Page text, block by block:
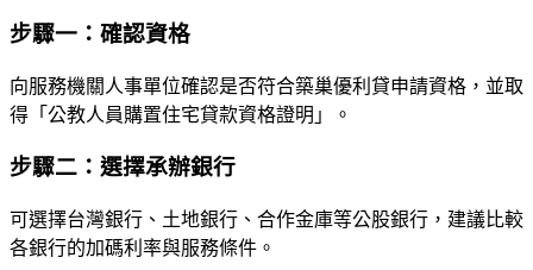
步驟一：確認資格
向服務機關人事單位確認是否符合築巢優利貸申請資格，並取
得「公教人員購置住宅貸款資格證明」。
步驟二：選擇承辦銀行
可選擇台灣銀行、土地銀行、合作金庫等公股銀行，建議比較
各銀行的加碼利率與服務條件。